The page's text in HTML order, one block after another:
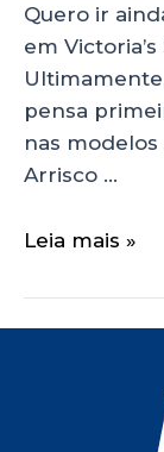
Quero ir
em
pensa
nas modelos
Arrisco …
Leia mais »